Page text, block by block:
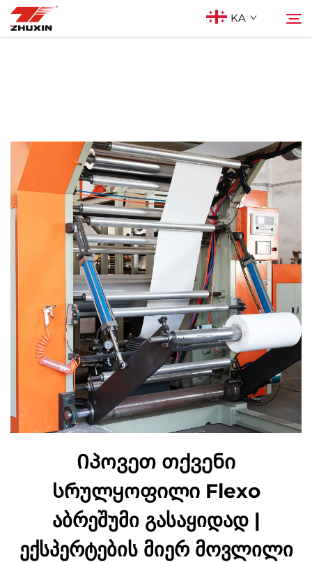
KA
Კომპანია
Სიახლეები
Კონტაქტი
Ხშირად დასმული კითხვები
Იპოვეთ თქვენი
სრულყოფილი Flexo
აბრეშუმი გასაყიდად |
ექსპერტების მიერ მოვლილი